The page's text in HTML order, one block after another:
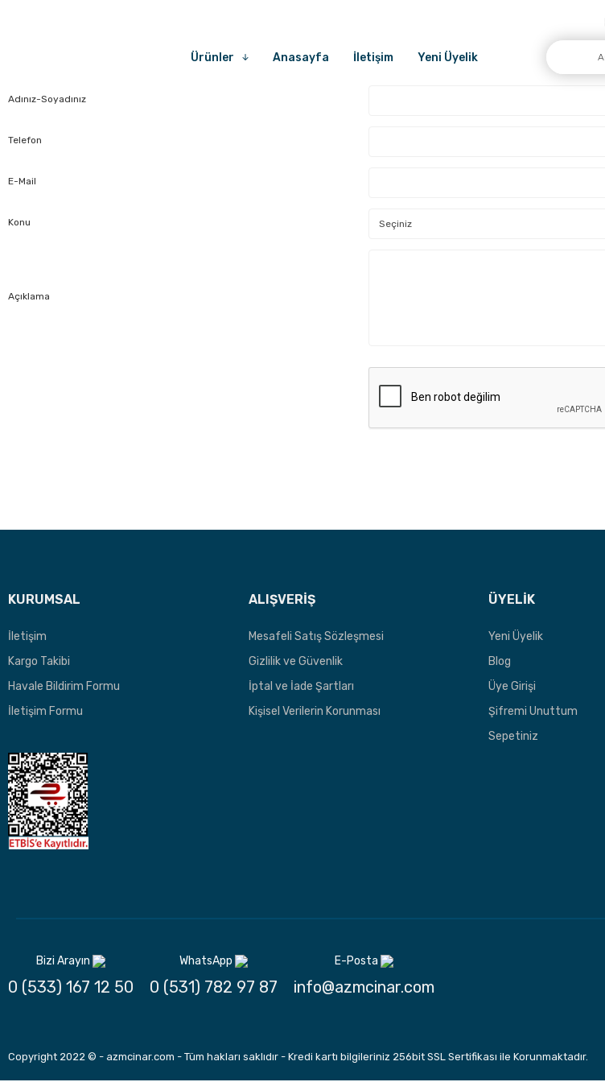
Ürünler Anasayfa İletişim Yeni Üyelik
Adınız-Soyadınız
Telefon
E-Mail
Konu
Açıklama
KURUMSAL
İletişim
Kargo Takibi
Havale Bildirim Formu
İletişim Formu
ALIŞVERİŞ
Mesafeli Satış Sözleşmesi
Gizlilik ve Güvenlik
İptal ve İade Şartları
Kişisel Verilerin Korunması
ÜYELİK
Yeni Üyelik
Blog
Üye Girişi
Şifremi Unuttum
Sepetiniz
Bizi Arayın
0 (533) 167 12 50
WhatsApp
0 (531) 782 97 87
E-Posta
info@azmcinar.com
Copyright 2022 © - azmcinar.com - Tüm hakları saklıdır - Kredi kartı bilgileriniz 256bit SSL Sertifikası ile Korunmaktadır.